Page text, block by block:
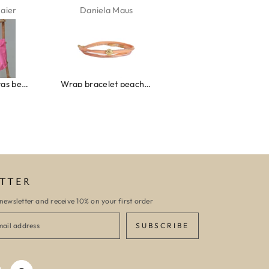
Wrap bracelet peach shell
Kelly Bernardus
Ibiza elastiekjes set no. 132
and receive 10% on your first order
SUBSCRIBE